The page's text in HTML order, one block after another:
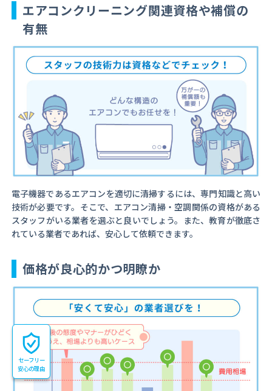
エアコンクリーニング関連資格や補償の
有無
電子機器であるエアコンを適切に清掃するには、専門知識と高い
技術が必要です。そこで、エアコン清掃・空調関係の資格がある
スタッフがいる業者を選ぶと良いでしょう。また、教育が徹底さ
れている業者であれば、安心して依頼できます。
価格が良心的かつ明瞭か
セーフリー
安心の理由